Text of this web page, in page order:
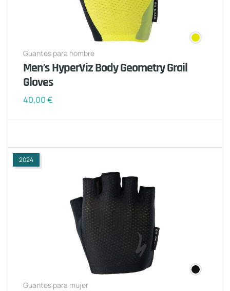
Guantes para hombre
Men’s HyperViz Body Geometry Grail
Gloves
40,00€
2024
Guantes para mujer